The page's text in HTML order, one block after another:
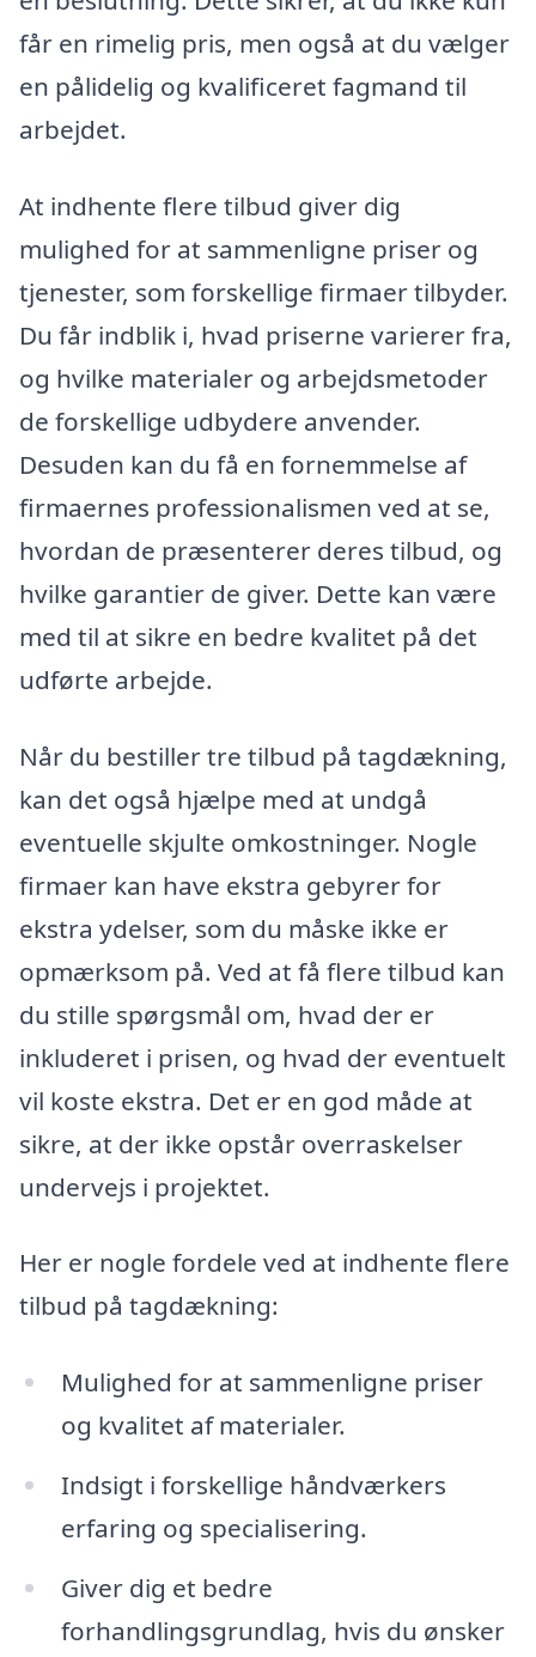
får en rimelig pris, men også at du vælger
en pålidelig og kvalificeret fagmand til
arbejdet.
At indhente flere tilbud giver dig
mulighed for at sammenligne priser og
tjenester, som forskellige firmaer tilbyder.
Du får indblik i, hvad priserne varierer fra,
og hvilke materialer og arbejdsmetoder
de forskellige udbydere anvender.
Desuden kan du få en fornemmelse af
firmaernes professionalismen ved at se,
hvordan de præsenterer deres tilbud, og
hvilke garantier de giver. Dette kan være
med til at sikre en bedre kvalitet på det
udførte arbejde.
Når du bestiller tre tilbud på tagdækning,
kan det også hjælpe med at undgå
eventuelle skjulte omkostninger. Nogle
firmaer kan have ekstra gebyrer for
ekstra ydelser, som du måske ikke er
opmærksom på. Ved at få flere tilbud kan
du stille spørgsmål om, hvad der er
inkluderet i prisen, og hvad der eventuelt
vil koste ekstra. Det er en god måde at
sikre, at der ikke opstår overraskelser
undervejs i projektet.
Her er nogle fordele ved at indhente flere
tilbud på tagdækning:
Mulighed for at sammenligne priser
og kvalitet af materialer.
Indsigt i forskellige håndværkers
erfaring og specialisering.
Giver dig et bedre
forhandlingsgrundlag, hvis du ønsker